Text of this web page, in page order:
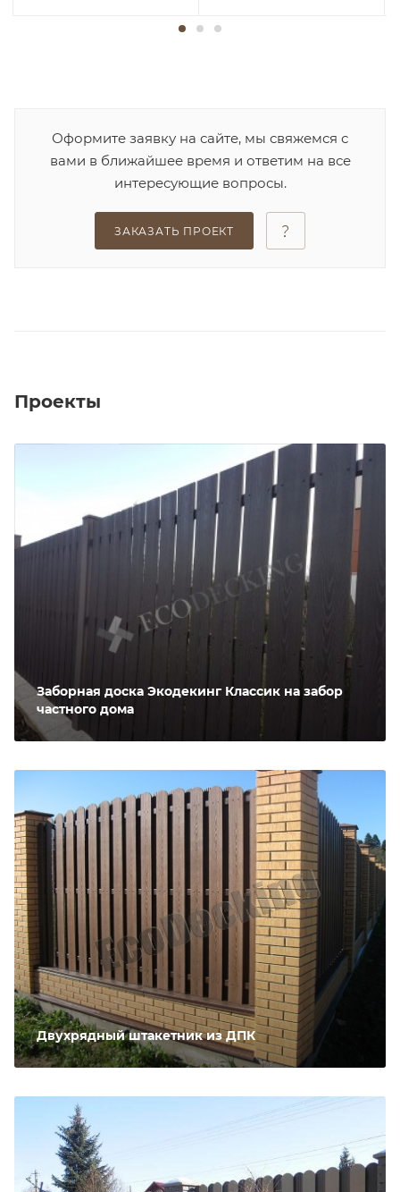
Оформите заявку на сайте, мы свяжемся с
вами в ближайшее время и ответим на все
интересующие вопросы.
ЗАКАЗАТЬ ПРОЕКТ
Проекты
Заборная доска Экодекинг Классик на забор
частного дома
Двухрядный штакетник из ДПК